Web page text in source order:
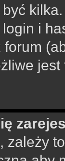
i
forum
zależy